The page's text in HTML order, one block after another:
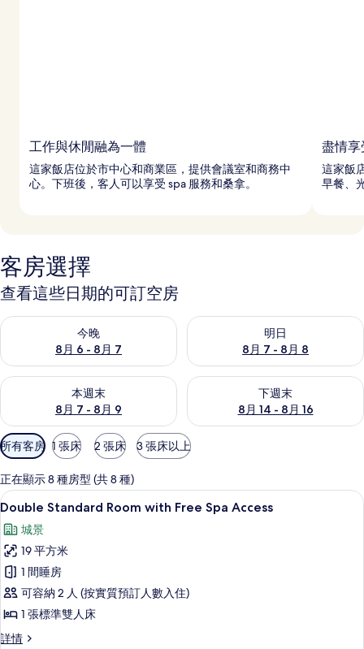
工作與休閒融為一體
這家飯店位於市中心和商業區，提供會議室和商務中
心。下班後，客人可以享受 spa 服務和桑拿。
盡情享
這家飯
早餐、
客房選擇
查看這些日期的可訂空房
今晚
8月 6 - 8月 7
查看今晚 8月 6 - 8月 7的可訂空房
明日
8月 7 - 8月 8
查看明日 8月 7 - 8月 8的可訂
本週末
8月 7 - 8月 9
查看本週末 8月 7 - 8月 9的可訂空房
下週末
8月 14 - 8月 16
查看下週末 8月 14 - 8月 16的
可
用
嘅
客
房
篩
選
條
件
所有客房 1 張床 2 張床 3 張床以上
正在顯示 8 種房型 (共 8 種)
載
入
所
有
Double
Standard
Room
with
防敏寢具、特厚豪華床墊、迷你吧、
7
Double Standard Room with Free Spa Access
城景
19 平方米
1 間睡房
可容納 2 人 (按實質預訂人數入住)
1 張標準雙人床
詳情
Double